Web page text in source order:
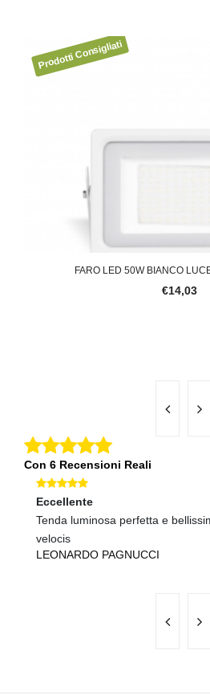
FARO LED 50W BIANCO
€14,03
Con 6 Recensioni Reali
Eccellente
Tenda luminosa perfetta e
velocis
LEONARDO PAGNUCCI